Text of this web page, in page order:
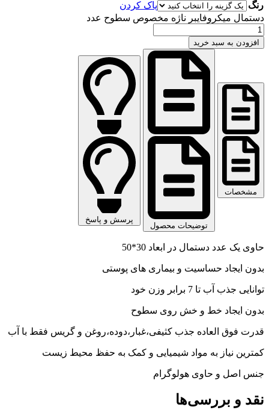
رنگ
پاک کردن
دستمال میکروفایبر ناژه مخصوص سطوح عدد
افزودن به سبد خرید
مشخصات
توضیحات محصول
پرسش و پاسخ
حاوی یک عدد دستمال در ابعاد 30*50
بدون ایجاد حساسیت و بیماری های پوستی
توانایی جذب آب تا 7 برابر وزن خود
بدون ایجاد خط و خش روی سطوح
قدرت فوق العاده جذب کثیفی،غبار،دوده،روغن و گریس فقط با آب
کمترین نیاز به مواد شیمیایی و کمک به حفظ محیط زیست
جنس اصل و حاوی هولوگرام
نقد و بررسی‌ها